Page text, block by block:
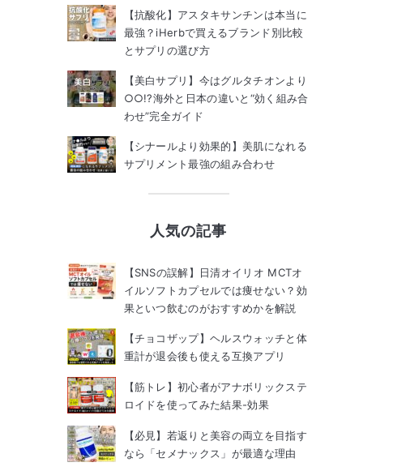
【抗酸化】アスタキサンチンは本当に
最強？iHerbで買えるブランド別比較
とサプリの選び方
【美白サプリ】今はグルタチオンより
○○!?海外と日本の違いと“効く組み合
わせ”完全ガイド
【シナールより効果的】美肌になれる
サプリメント最強の組み合わせ
人気の記事
【SNSの誤解】日清オイリオ MCTオ
イルソフトカプセルでは痩せない？効
果といつ飲むのがおすすめかを解説
【チョコザップ】ヘルスウォッチと体
重計が退会後も使える互換アプリ
【筋トレ】初心者がアナボリックステ
ロイドを使ってみた結果-効果
【必見】若返りと美容の両立を目指す
なら「セメナックス」が最適な理由